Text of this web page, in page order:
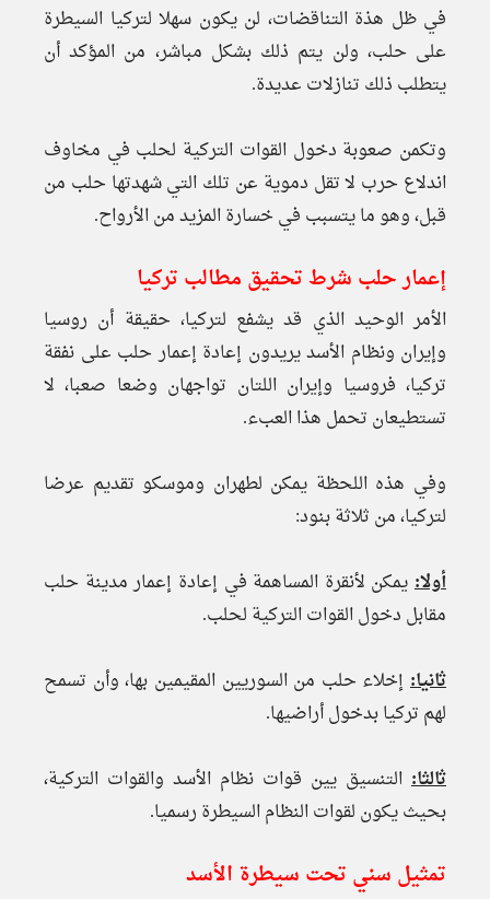
في ظل هذة التناقضات، لن يكون سهلا لتركيا السيطرة
على حلب، ولن يتم ذلك بشكل مباشر، من المؤكد أن
يتطلب ذلك تنازلات عديدة.
وتكمن صعوبة دخول القوات التركية لحلب في مخاوف
اندلاع حرب لا تقل دموية عن تلك التي شهدتها حلب من
قبل، وهو ما يتسبب في خسارة المزيد من الأرواح.
إعمار حلب شرط تحقيق مطالب تركيا
الأمر الوحيد الذي قد يشفع لتركيا، حقيقة أن روسيا
وإيران ونظام الأسد يريدون إعادة إعمار حلب على نفقة
تركيا، فروسيا وإيران اللتان تواجهان وضعا صعبا، لا
تستطيعان تحمل هذا العبء.
وفي هذه اللحظة يمكن لطهران وموسكو تقديم عرضا
لتركيا، من ثلاثة بنود:
أولا: يمكن لأنقرة المساهمة في إعادة إعمار مدينة حلب
مقابل دخول القوات التركية لحلب.
ثانيا: إخلاء حلب من السوريين المقيمين بها، وأن تسمح
لهم تركيا بدخول أراضيها.
ثالثا: التنسيق يين قوات نظام الأسد والقوات التركية،
بحيث يكون لقوات النظام السيطرة رسميا.
تمثيل سني تحت سيطرة الأسد